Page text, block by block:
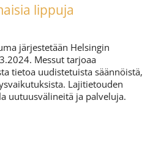
lippuja
järjestetään Helsingin
Messut tarjoaa
tietoa uudistetuista säännöistä,
Lajitietouden
uutuusvälineitä ja palveluja.